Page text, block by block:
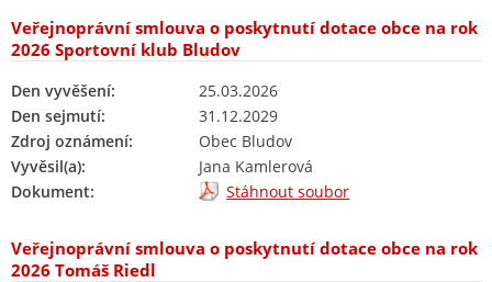
Veřejnoprávní smlouva o poskytnutí dotace obce na rok
2026 Sportovní klub Bludov
Den vyvěšení:
25.03.2026
Den sejmutí:
31.12.2029
Zdroj oznámení:
Obec Bludov
Vyvěsil(a):
Jana Kamlerová
Dokument:
Stáhnout soubor
Veřejnoprávní smlouva o poskytnutí dotace obce na rok
2026 Tomáš Riedl